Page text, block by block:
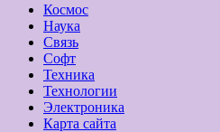
Космос
Наука
Связь
Софт
Техника
Технологии
Электроника
Карта сайта